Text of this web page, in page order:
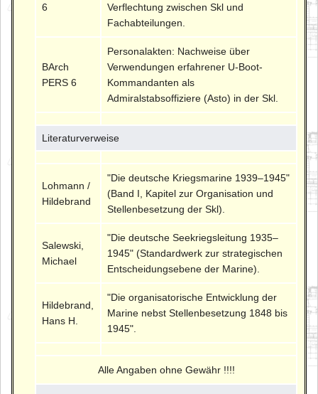
6
Verflechtung zwischen Skl und
Fachabteilungen.
BArch
PERS 6
Personalakten: Nachweise über
Verwendungen erfahrener U-Boot-
Kommandanten als
Admiralstabsoffiziere (Asto) in der Skl.
Literaturverweise
Lohmann /
Hildebrand
"Die deutsche Kriegsmarine 1939–1945"
(Band I, Kapitel zur Organisation und
Stellenbesetzung der Skl).
Salewski,
Michael
"Die deutsche Seekriegsleitung 1935–
1945" (Standardwerk zur strategischen
Entscheidungsebene der Marine).
Hildebrand,
Hans H.
"Die organisatorische Entwicklung der
Marine nebst Stellenbesetzung 1848 bis
1945".
Alle Angaben ohne Gewähr !!!!